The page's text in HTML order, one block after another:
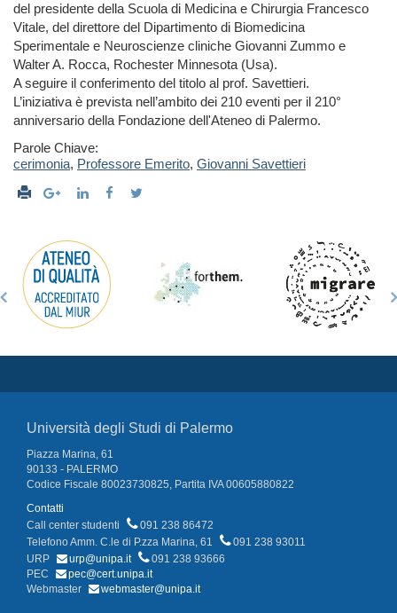
del presidente della Scuola di Medicina e Chirurgia Francesco
Vitale, del direttore del Dipartimento di Biomedicina
Sperimentale e Neuroscienze cliniche Giovanni Zummo e
Walter A. Rocca, Rochester Minnesota (Usa).
A seguire il conferimento del titolo al prof. Savettieri.
L’iniziativa è prevista nell’ambito dei 210 eventi per il 210°
anniversario della Fondazione dell'Ateneo di Palermo.
Parole Chiave:
cerimonia, Professore Emerito, Giovanni Savettieri
Università degli Studi di Palermo
Piazza Marina, 61
90133 - PALERMO
Codice Fiscale 80023730825, Partita IVA 00605880822
Contatti
Call center studenti
091 238 86472
Telefono Amm. C.le di P.zza Marina, 61
091 238 93011
URP
urp@unipa.it
091 238 93666
PEC
pec@cert.unipa.it
Webmaster
webmaster@unipa.it